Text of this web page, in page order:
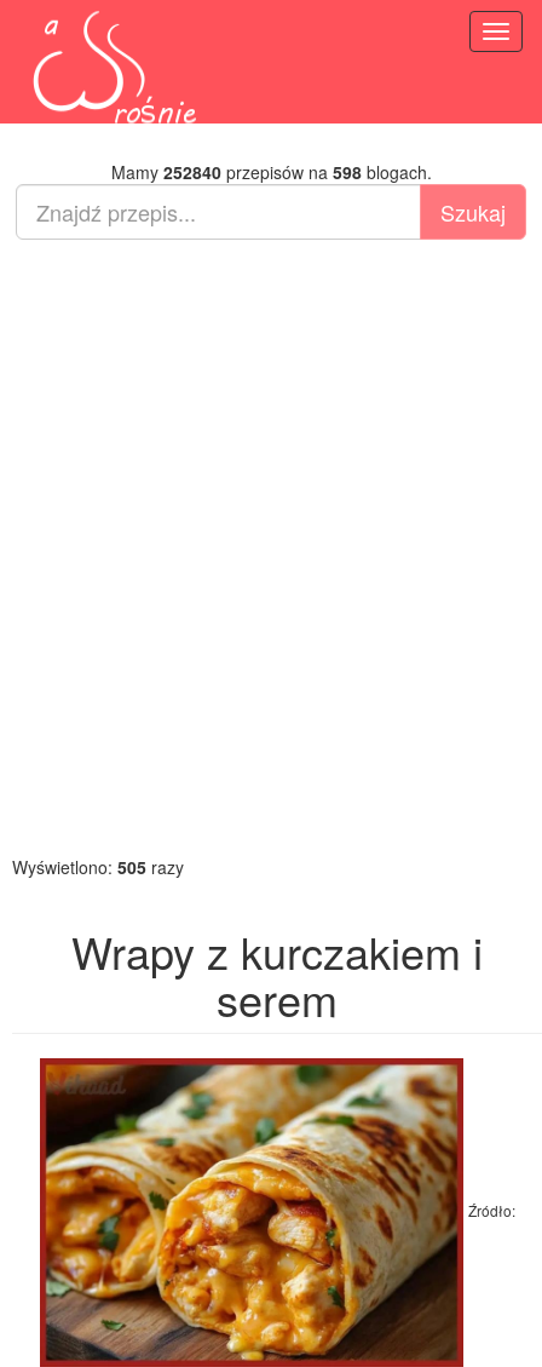
Mamy 252840przepisów na 598blogach.
Wyświetlono: 505 razy
Wrapy z kurczakiem i
serem
Źródło: